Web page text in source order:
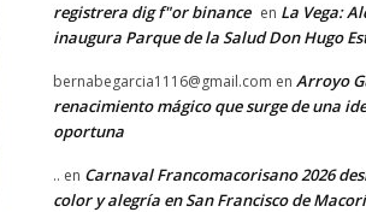
registrera dig f"or binance en La Vega:
inaugura Parque de la Salud Don Hugo
bernabegarcia1116@gmail.com en Arroyo
renacimiento mágico que surge de una
oportuna
.. en Carnaval Francomacorisano 2026
color y alegría en San Francisco de